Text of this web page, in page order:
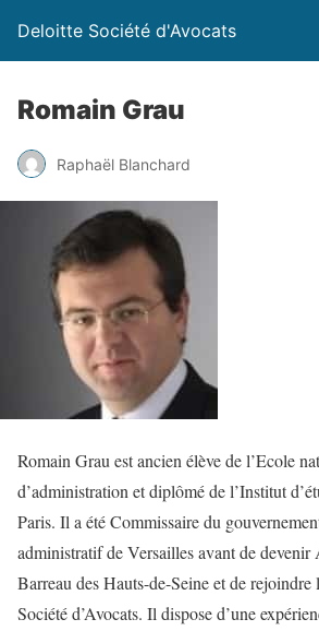
Deloitte Société d'Avocats
Romain Grau
Raphaël Blanchard
Romain Grau est ancien élève de l’Ecole
d’administration et diplômé de l’Institut
Paris. Il a été Commissaire du
administratif de Versailles avant de devenir
Barreau des Hauts-de-Seine et de
Société d’Avocats. Il dispose d’une